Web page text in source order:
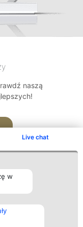
Live chat
w
naszą
Kontakt
Kontakt